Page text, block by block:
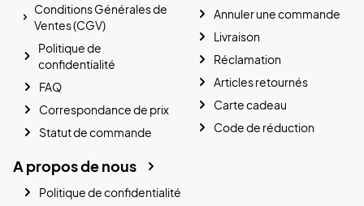
Conditions Générales de
Ventes (CGV)
Politique de
confidentialité
FAQ
Correspondance de prix
Statut de commande
Annuler une commande
Livraison
Réclamation
Articles retournés
Carte cadeau
Code de réduction
A propos de nous
Politique de confidentialité